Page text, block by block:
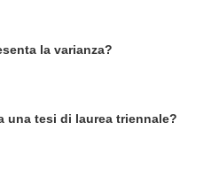
la varianza?
una tesi di laurea triennale?